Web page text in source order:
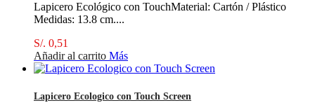
Lapicero Ecológico con TouchMaterial: Cartón / Plástico
Medidas: 13.8 cm....
S/. 0,51
Añadir al carrito Más
Lapicero Ecologico con Touch Screen